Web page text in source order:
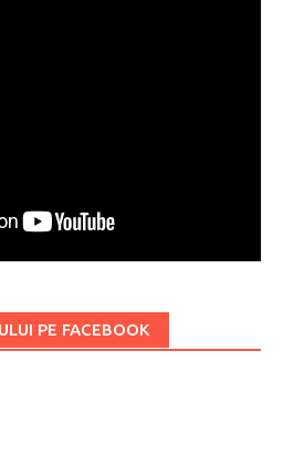
PE FACEBOOK